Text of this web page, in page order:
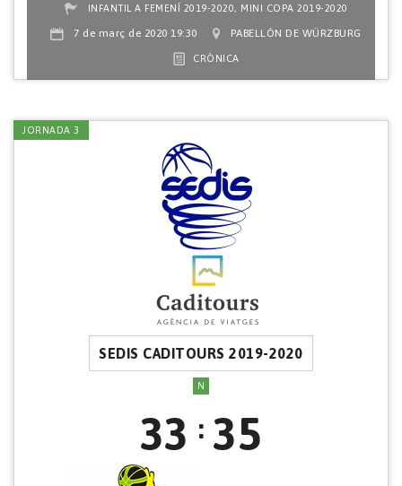
INFANTIL A FEMENÍ 2019-2020, MINI COPA 2019-2020
7 de març de 2020 19:30 PABELLÓN DE WÜRZBURG
CRÒNICA
JORNADA 3
SEDIS CADITOURS 2019-2020
N
33 : 35